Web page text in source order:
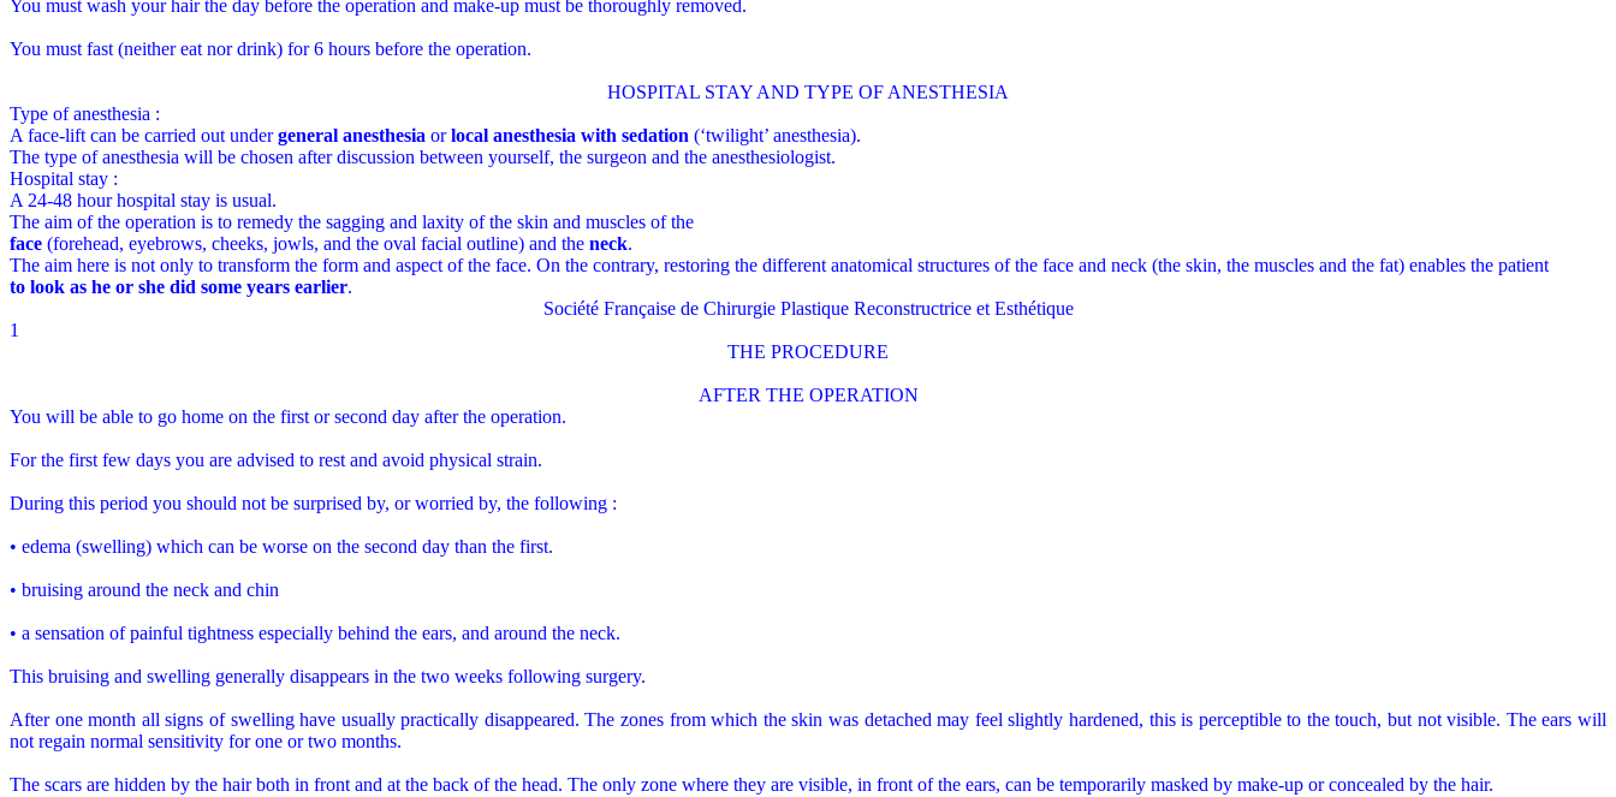
You must wash your hair the day before the operation and make-up must be thoroughly removed.
You must fast (neither eat nor drink) for 6 hours before the operation.
HOSPITAL STAY AND TYPE OF ANESTHESIA
Type of anesthesia :
A face-lift can be carried out undergeneral anesthesia orlocal anesthesia with sedation (‘twilight’ anesthesia).
The type of anesthesia will be chosen after discussion between yourself, the surgeon and the anesthesiologist.
Hospital stay :
A 24-48 hour hospital stay is usual.
The aim of the operation is to remedy the sagging and laxity of the skin and muscles of the
face (forehead, eyebrows, cheeks, jowls, and the oval facial outline) and the neck.
The aim here is not only to transform the form and aspect of the face. On the contrary, restoring the different anatomical structures of the face and neck (the skin, the muscles and the fat) enables the patient
to look as he or she did some years earlier.
Société Française de Chirurgie Plastique Reconstructrice et Esthétique
1
THE PROCEDURE
AFTER THE OPERATION
You will be able to go home on the first or second day after the operation.
For the first few days you are advised to rest and avoid physical strain.
During this period you should not be surprised by, or worried by, the following :
• edema (swelling) which can be worse on the second day than the first.
• bruising around the neck and chin
• a sensation of painful tightness especially behind the ears, and around the neck.
This bruising and swelling generally disappears in the two weeks following surgery.
After one month all signs of swelling have usually practically disappeared. The zones from which the skin was detached may feel slightly hardened, this is perceptible to the touch, but not visible. The ears will
not regain normal sensitivity for one or two months.
The scars are hidden by the hair both in front and at the back of the head. The only zone where they are visible, in front of the ears, can be temporarily masked by make-up or concealed by the hair.